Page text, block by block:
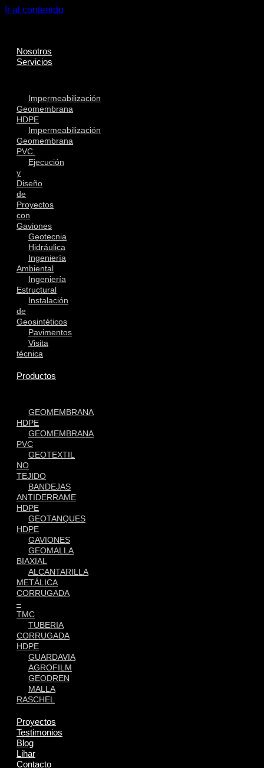
Ir al contenido
Nosotros
Servicios
Impermeabilización
Geomembrana
HDPE
Impermeabilización
Geomembrana
PVC.
Ejecución
y
Diseño
de
Proyectos
con
Gaviones
Geotecnia
Hidráulica
Ingeniería
Ambiental
Ingeniería
Estructural
Instalación
de
Geosintéticos
Pavimentos
Visita
técnica
Productos
GEOMEMBRANA
HDPE
GEOMEMBRANA
PVC
GEOTEXTIL
NO
TEJIDO
BANDEJAS
ANTIDERRAME
HDPE
GEOTANQUES
HDPE
GAVIONES
GEOMALLA
BIAXIAL
ALCANTARILLA
METÁLICA
CORRUGADA
–
TMC
TUBERIA
CORRUGADA
HDPE
GUARDAVIA
AGROFILM
GEODREN
MALLA
RASCHEL
Proyectos
Testimonios
Blog
Lihar
Contacto